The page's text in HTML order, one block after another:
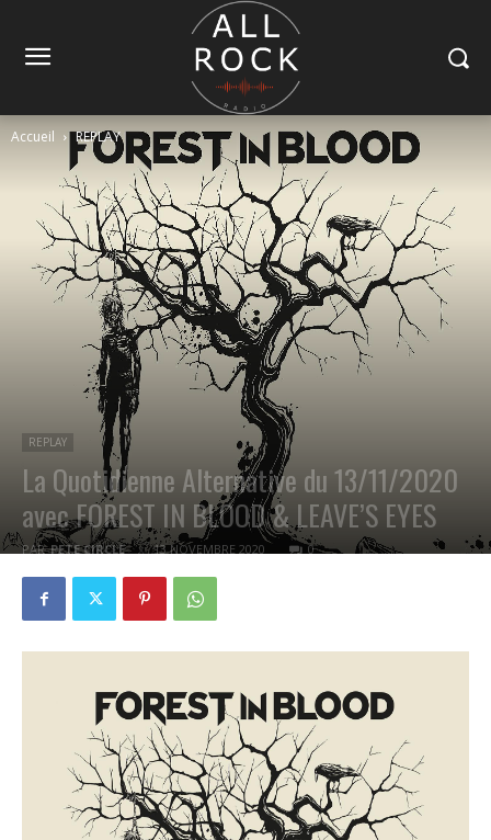
Accueil REPLAY
REPLAY
La Quotidienne Alternative du 13/11/2020
avec FOREST IN BLOOD & LEAVE’S EYES
PAR PETE CIRCLE 13 NOVEMBRE 2020 0